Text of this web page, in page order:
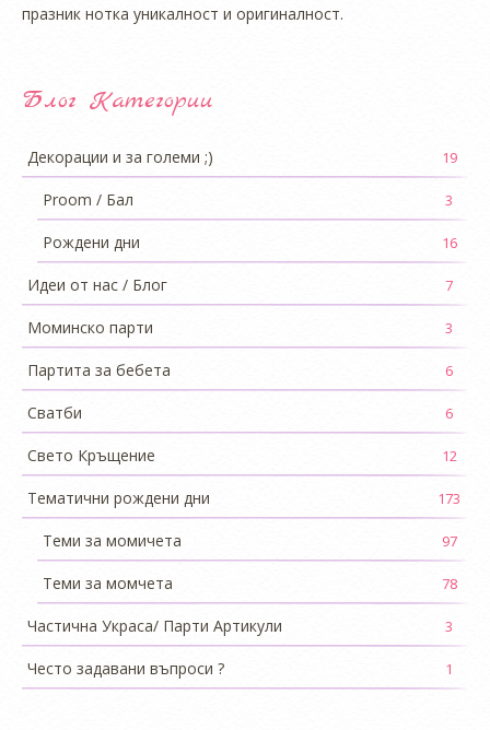
празник нотка уникалност и оригиналност.
Блог Категории
Декорации и за големи ;) 19
Proom / Бал 3
Рождени дни 16
Идеи от нас / Блог 7
Моминско парти 3
Партита за бебета 6
Сватби 6
Свето Кръщение 12
Тематични рождени дни 173
Теми за момичета 97
Теми за момчета 78
Частична Украса/ Парти Артикули 3
Често задавани въпроси ? 1